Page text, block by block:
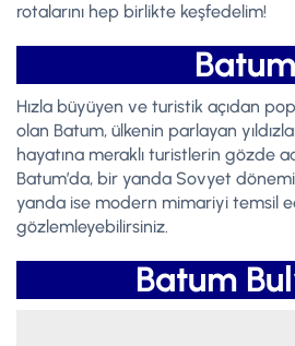
rotalarını hep birlikte keşfedelim!
Batum
Hızla büyüyen ve turistik açıdan
olan Batum, ülkenin parlayan
hayatına meraklı turistlerin gözde
Batum’da, bir yanda Sovyet
yanda ise modern mimariyi temsil
gözlemleyebilirsiniz.
Batum